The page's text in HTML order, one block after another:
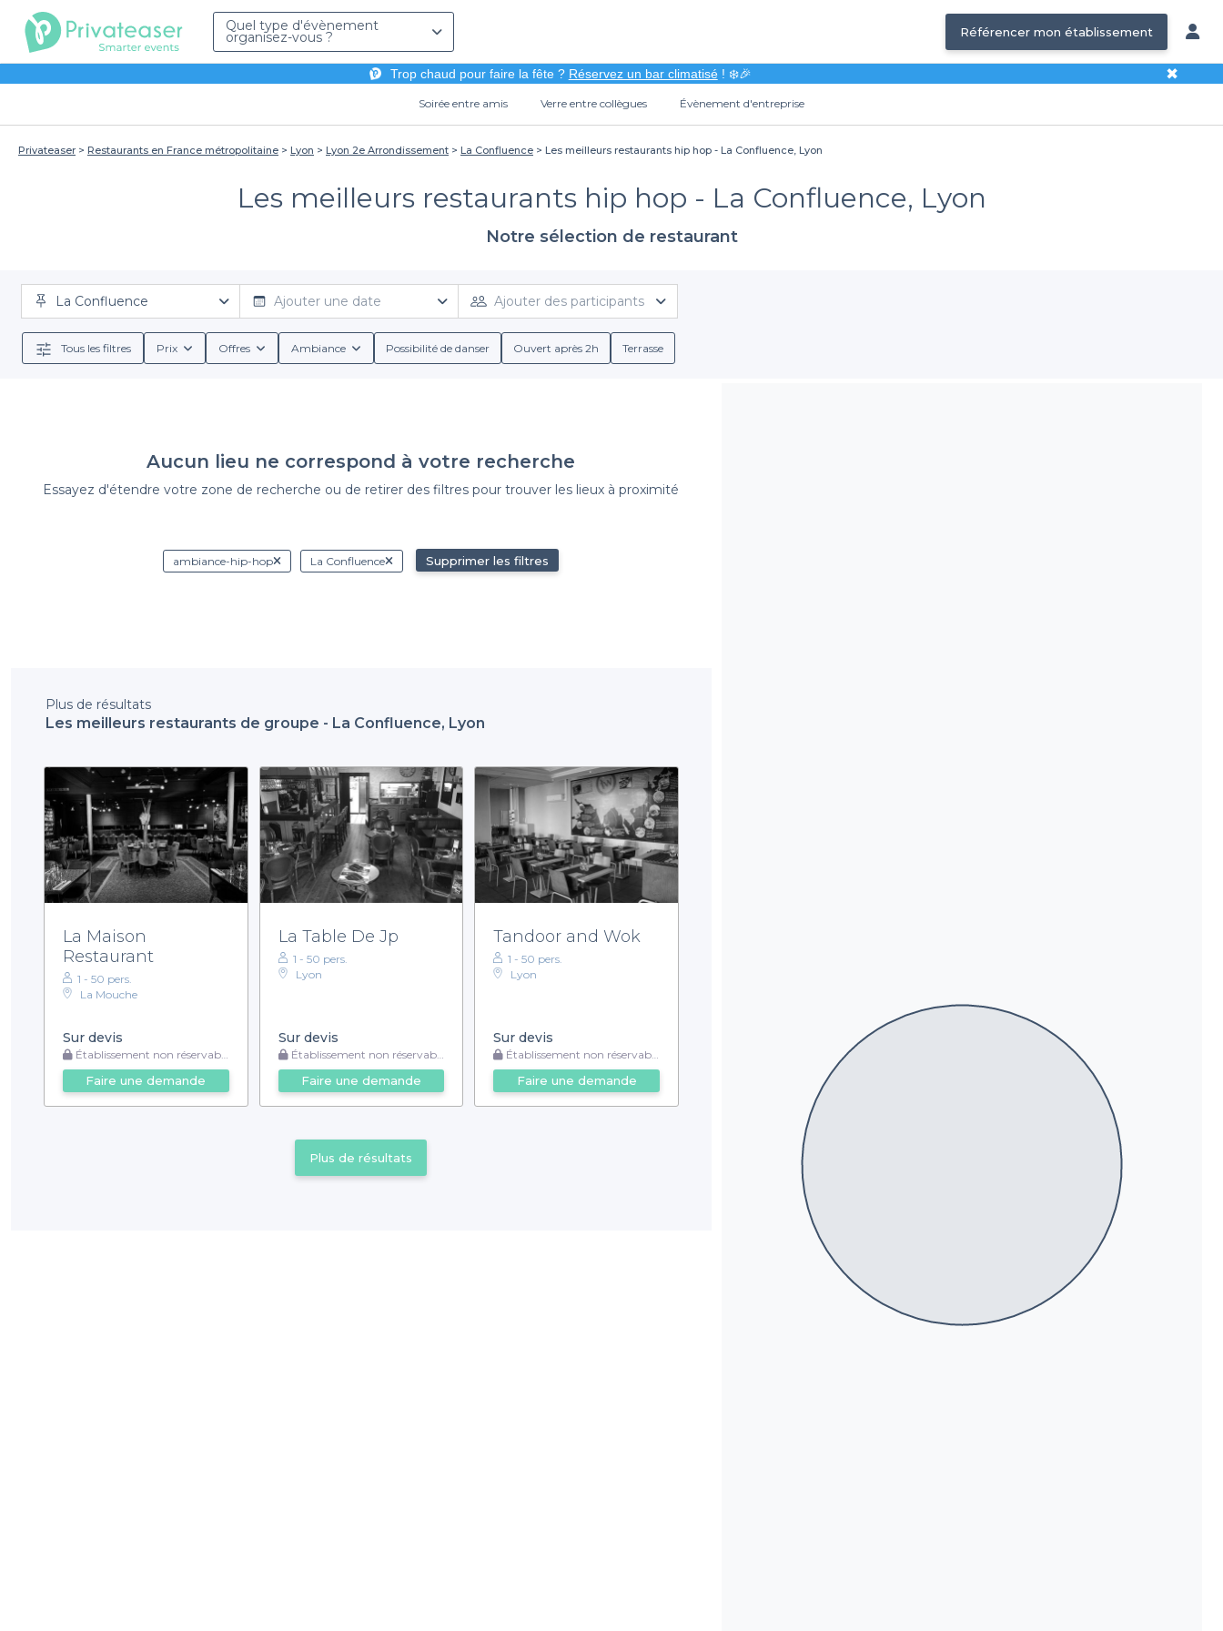
Quel type d'évènement
organisez-vous ? Référencer mon établissement
Trop chaud pour faire la fête ? Réservez un bar climatisé! ❄️🎉 ✖
Soirée entre amis Verre entre collègues Évènement d'entreprise
Privateaser Restaurants en France métropolitaine Lyon Lyon 2e Arrondissement La Confluence Les meilleurs restaurants hip hop - La Confluence, Lyon
Les meilleurs restaurants hip hop - La Confluence, Lyon
Notre sélection de restaurant
La Confluence Ajouter une date Ajouter des participants
Tous les filtres Prix Offres Ambiance Possibilité de danser Ouvert après 2h Terrasse
Aucun lieu ne correspond à votre recherche
Essayez d'étendre votre zone de recherche ou de retirer des filtres pour trouver les lieux à proximité
ambiance-hip-hop La Confluence Supprimer les filtres
Plus de résultats
Les meilleurs restaurants de groupe - La Confluence, Lyon
La Maison
Restaurant
1 - 50 pers.
La Mouche
Sur devis
Établissement non réservable
Faire une demande
La Table De Jp
1 - 50 pers.
Lyon
Sur devis
Établissement non réservable
Faire une demande
Tandoor and Wok
1 - 50 pers.
Lyon
Sur devis
Établissement non réservable
Faire une demande
Plus de résultats